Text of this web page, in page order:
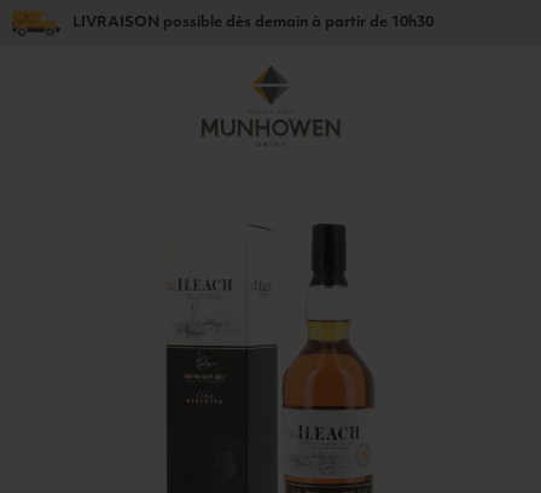
LIVRAISON possible dès demain à partir de 10h30